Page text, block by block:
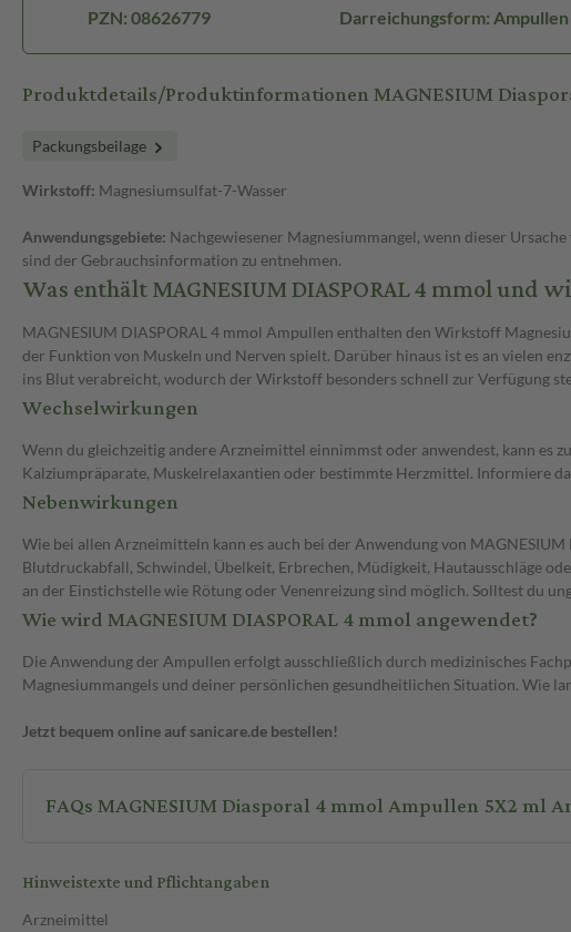
PZN: 08626779 Darreichungsform: Ampullen
Produktdetails/Produktinformationen MAGNESIUM
Packungsbeilage
Wirkstoff: Magnesiumsulfat-7-Wasser
Anwendungsgebiete: Nachgewiesener Magnesiummangel, wenn dieser
sind der Gebrauchsinformation zu entnehmen.
Was enthält MAGNESIUM DIASPORAL 4 mmol und
MAGNESIUM DIASPORAL 4 mmol Ampullen enthalten den Wirkstoff
der Funktion von Muskeln und Nerven spielt. Darüber hinaus ist es an vielen
ins Blut verabreicht, wodurch der Wirkstoff besonders schnell zur Verfügung
Wechselwirkungen
Wenn du gleichzeitig andere Arzneimittel einnimmst oder anwendest, kann es
Kalziumpräparate, Muskelrelaxantien oder bestimmte Herzmittel. Informiere
Nebenwirkungen
Wie bei allen Arzneimitteln kann es auch bei der Anwendung von
Blutdruckabfall, Schwindel, Übelkeit, Erbrechen, Müdigkeit, Hautausschläge
an der Einstichstelle wie Rötung oder Venenreizung sind möglich. Solltest du
Wie wird MAGNESIUM DIASPORAL 4 mmol angewendet?
Die Anwendung der Ampullen erfolgt ausschließlich durch medizinisches
Magnesiummangels und deiner persönlichen gesundheitlichen Situation. Wie
Jetzt bequem online auf sanicare.de bestellen!
FAQs MAGNESIUM Diasporal 4 mmol Ampullen 5X2 ml
Hinweistexte und Pflichtangaben
Arzneimittel